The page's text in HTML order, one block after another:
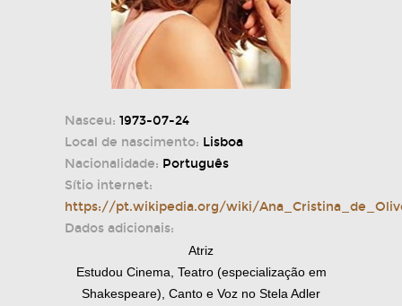
Nasceu: 1973-07-24
Local de nascimento: Lisboa
Nacionalidade: Português
Sítio internet:
https://pt.wikipedia.org/wiki/
Dados adicionais:
Atriz
Estudou Cinema, Teatro (especialização em
Shakespeare), Canto e Voz no Stela Adler